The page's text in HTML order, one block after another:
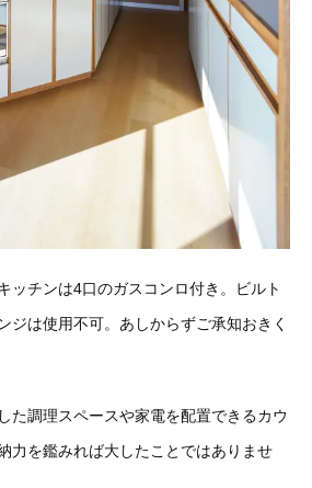
ッチンは4口のガスコンロ付き。ビルト
ジは使用不可。あしからずご承知おきく
た調理スペースや家電を配置できるカウ
力を鑑みれば大したことではありませ